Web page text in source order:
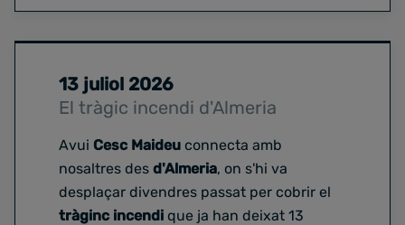
13 juliol 2026
El tràgic incendi d'Almeria
Avui Cesc Maideu connecta amb
nosaltres des d'Almeria, on s'hi va
desplaçar divendres passat per cobrir el
tràginc incendi que ja han deixat 13